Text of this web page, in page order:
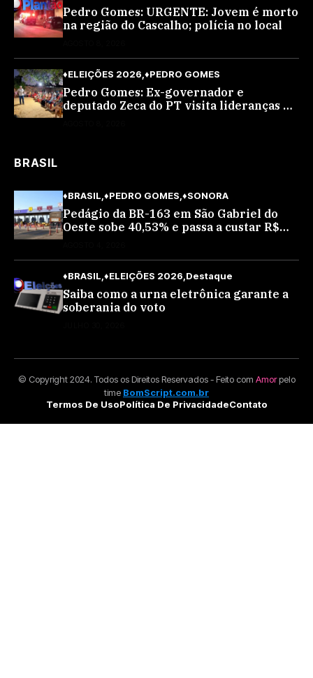
Pedro Gomes: URGENTE: Jovem é morto
na região do Cascalho; polícia no local
♦ELEIÇÕES 2026 ♦PEDRO GOMES
Pedro Gomes: Ex-governador e
deputado Zeca do PT visita lideranças do
BRASIL
♦BRASIL ♦PEDRO GOMES ♦SONORA
Pedágio da BR-163 em São Gabriel do
Oeste sobe 40,53% e passa a custar R$
♦BRASIL ♦ELEIÇÕES 2026 Destaque
Saiba como a urna eletrônica garante a
soberania do voto
© Copyright 2024. Todos os Direitos Reservados - Feito com Amorpelo
time BomScript.com.br
Termos De UsoPolítica De PrivacidadeContato